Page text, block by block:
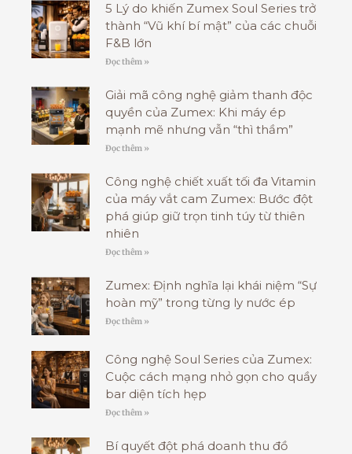
5 Lý do khiến Zumex Soul Series trở
thành “Vũ khí bí mật” của các chuỗi
F&B lớn
Đọc thêm »
Giải mã công nghệ giảm thanh độc
quyền của Zumex: Khi máy ép
mạnh mẽ nhưng vẫn “thì thầm”
Đọc thêm »
Công nghệ chiết xuất tối đa Vitamin
của máy vắt cam Zumex: Bước đột
phá giúp giữ trọn tinh túy từ thiên
nhiên
Đọc thêm »
Zumex: Định nghĩa lại khái niệm “Sự
hoàn mỹ” trong từng ly nước ép
Đọc thêm »
Công nghệ Soul Series của Zumex:
Cuộc cách mạng nhỏ gọn cho quầy
bar diện tích hẹp
Đọc thêm »
Bí quyết đột phá doanh thu đồ